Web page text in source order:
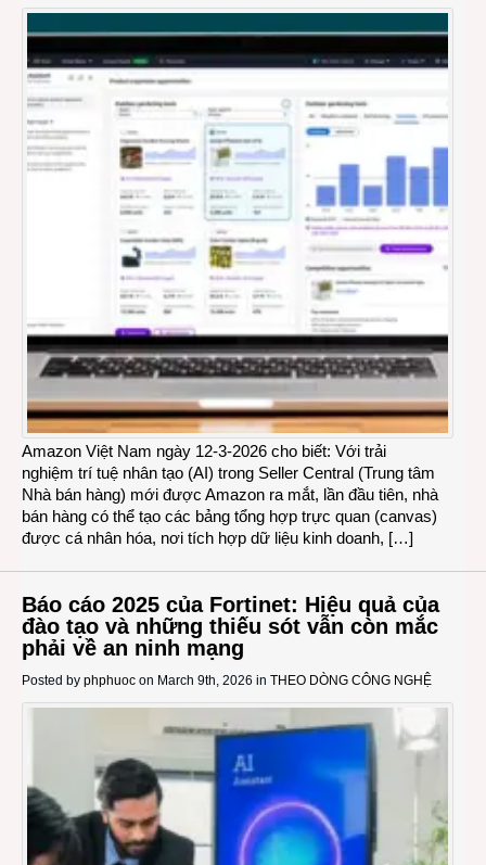
Amazon Việt Nam ngày 12-3-2026 cho biết: Với trải
nghiệm trí tuệ nhân tạo (AI) trong Seller Central (Trung tâm
Nhà bán hàng) mới được Amazon ra mắt, lần đầu tiên, nhà
bán hàng có thể tạo các bảng tổng hợp trực quan (canvas)
được cá nhân hóa, nơi tích hợp dữ liệu kinh doanh, […]
Báo cáo 2025 của Fortinet: Hiệu quả của
đào tạo và những thiếu sót vẫn còn mắc
phải về an ninh mạng
Posted by phphuoc on March 9th, 2026 in THEO DÒNG CÔNG NGHỆ